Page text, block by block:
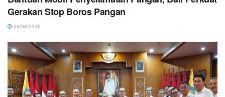
Gerakan Stop Boros Pangan
06/08/2026